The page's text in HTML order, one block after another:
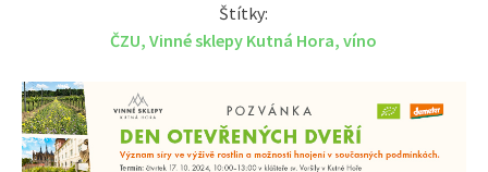
Štítky:
ČZU,Vinné sklepy Kutná Hora,víno